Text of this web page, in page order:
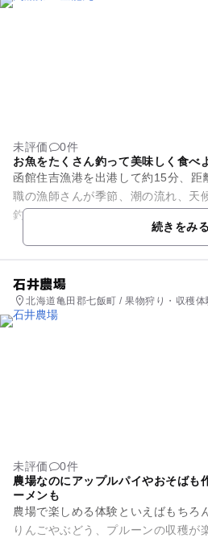
未評価
0件
お魚をたくさん釣って美味しく食べ
函館住吉漁港を出港して約15分、
職の漁師さんが季節、潮の流れ、天
釣れるポイントへ案内してくれます
続きをみる
石井農場
北海道亀田郡七飯町 / 果物狩り・収穫体
未評価
0件
農場なのにアップルパイやおそばも
ーメンも
農場で楽しめる体験といえばもちろ
りんごやぶどう、プルーンの収穫が